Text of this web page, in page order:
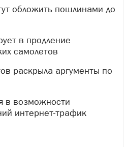
самолетов
интернет-трафик